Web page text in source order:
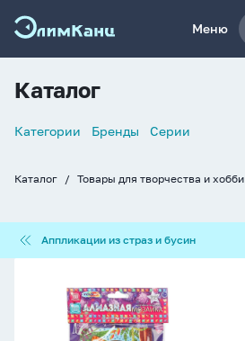
Меню
Каталог
Список
Категории Бренды Серии
Каталог Товары для творчества и хобби
из
страз
Аппликации из страз и бусин
10*15см